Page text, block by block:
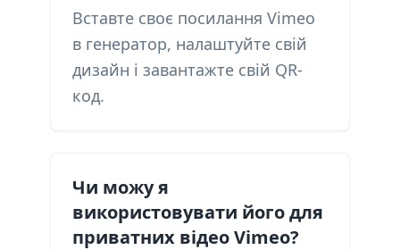
Вставте своє посилання Vimeo
в генератор, налаштуйте свій
дизайн і завантажте свій QR-
код.
Чи можу я
використовувати його для
приватних відео Vimeo?